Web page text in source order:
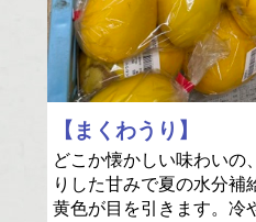
【まくわうり】
どこか懐かしい味わいの
りした甘みで夏の水分補
黄色が目を引きます。冷